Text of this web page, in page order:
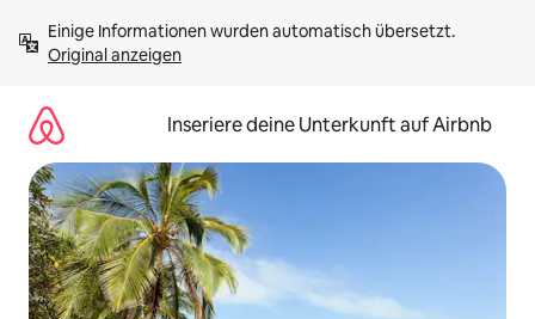
Inhalten
springenOriginal anzeigen
Inseriere deine Unterkunft auf Airbnb